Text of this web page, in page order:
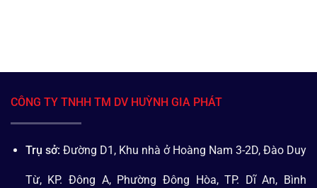
CÔNG TY TNHH TM DV HUỲNH GIA PHÁT
Trụ sở: Đường D1, Khu nhà ở Hoàng Nam 3-2D, Đào Duy
Từ, KP. Đông A, Phường Đông Hòa, TP. Dĩ An, Bình